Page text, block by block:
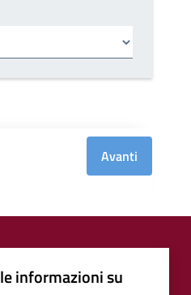
Avanti
informazioni su